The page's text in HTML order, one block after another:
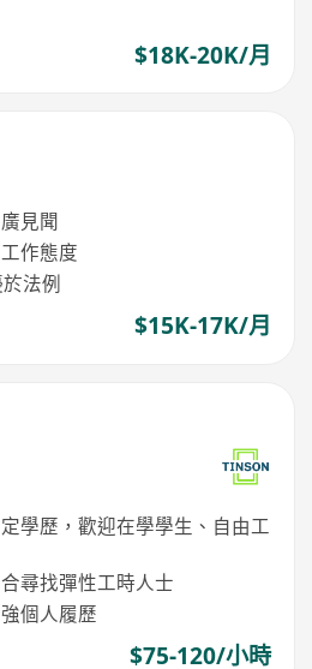
$18K-20K/月
見聞
作態度
法例
$15K-17K/月
學歷，歡迎在學學生、自由工
尋找彈性工時人士
個人履歷
$75-120/小時